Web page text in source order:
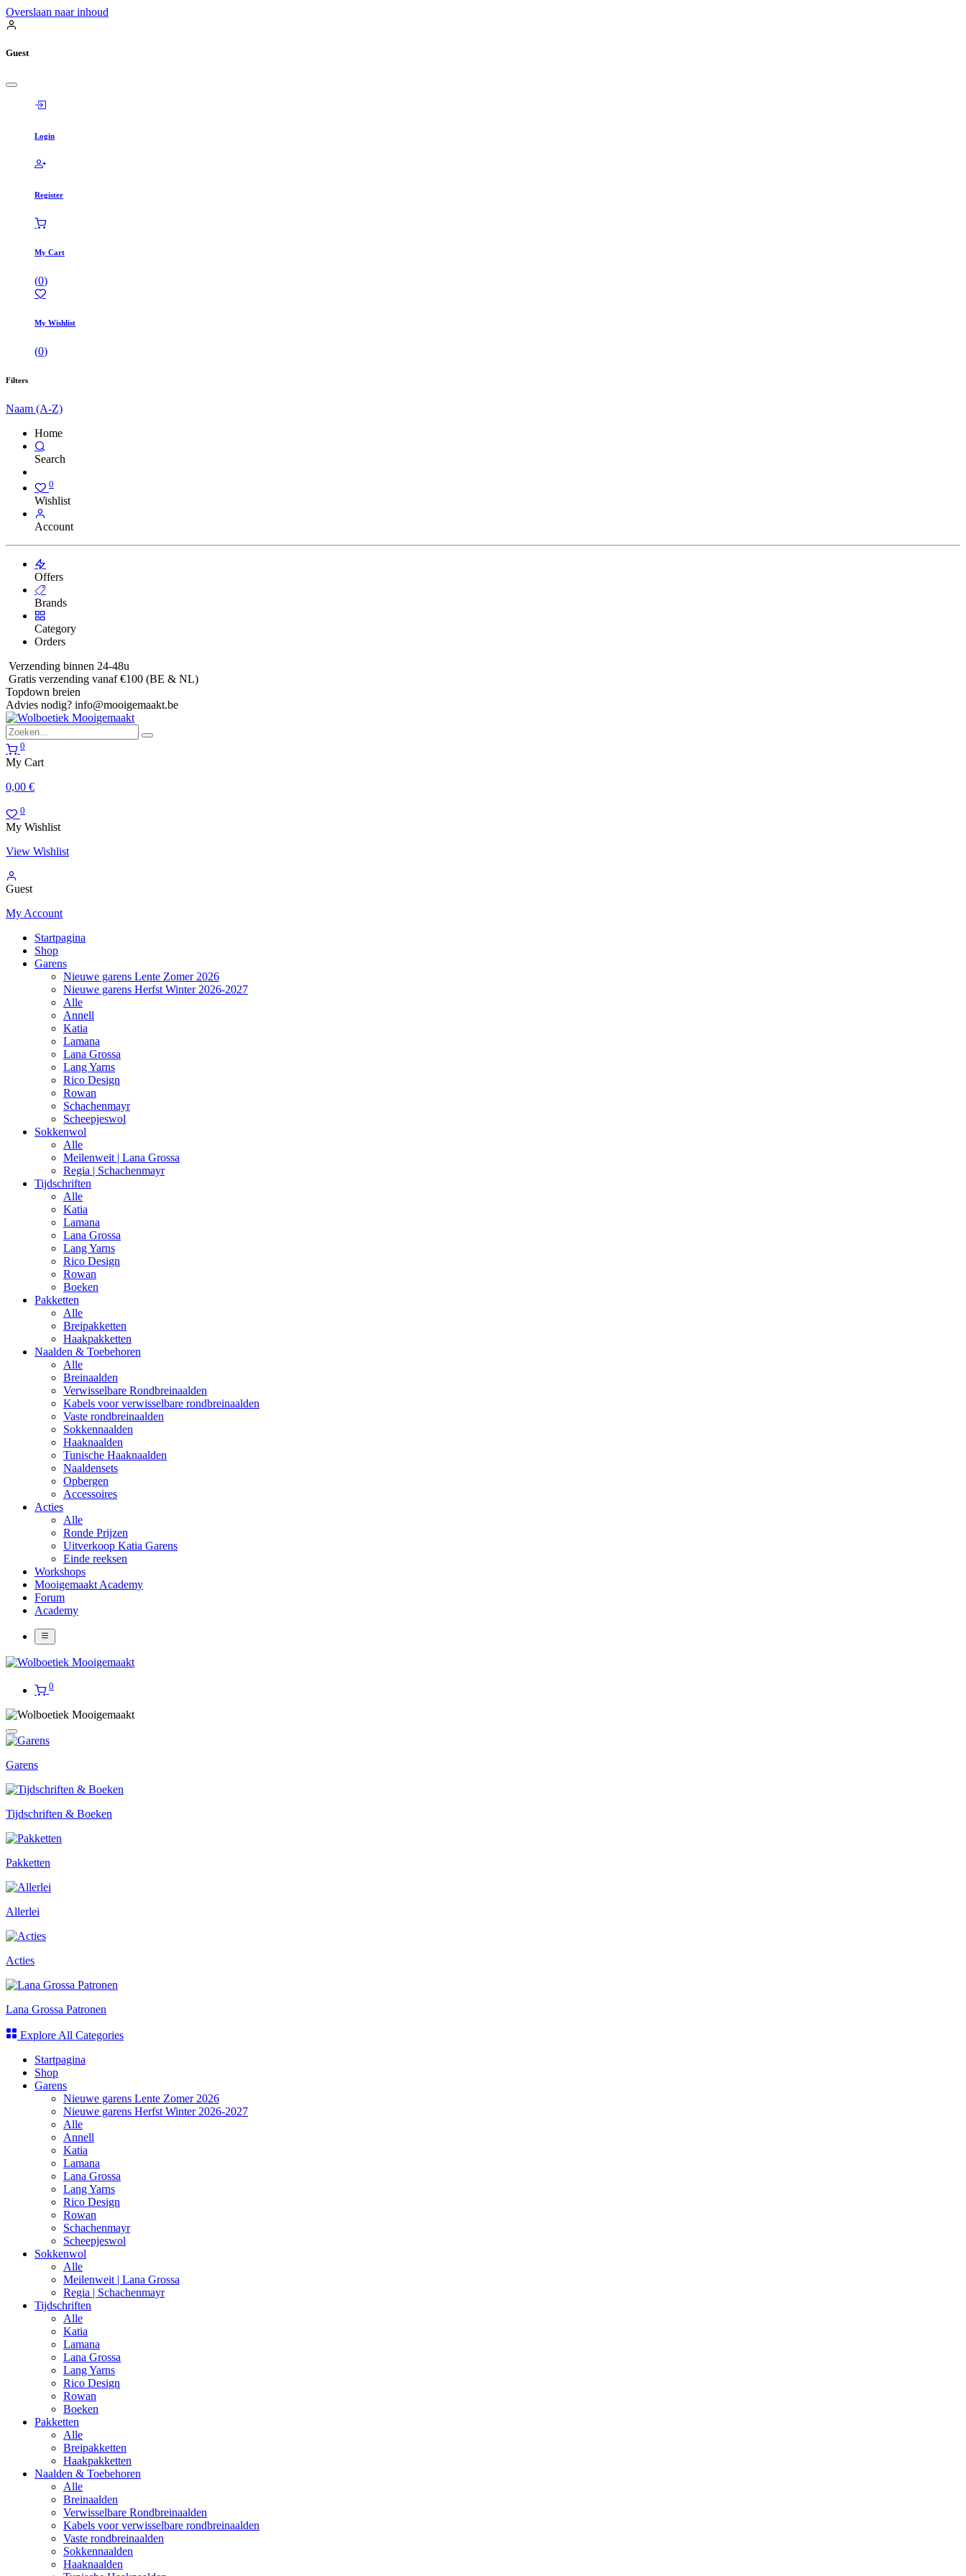
Overslaan naar inhoud
Guest
Login
Register
My Cart
(0)
My Wishlist
(0)
Filters
Naam (A-Z)
Home
Search
0
Wishlist
Account
Offers
Brands
Category
Orders
Verzending binnen 24-48u
Gratis verzending vanaf €100 (BE & NL)
Topdown breien
Advies nodig? info@mooigemaakt.be
0
My Cart
0,00 €
0
My Wishlist
View Wishlist
Guest
My Account
Startpagina
Shop
Garens
Nieuwe garens Lente Zomer 2026
Nieuwe garens Herfst Winter 2026-2027
Alle
Annell
Katia
Lamana
Lana Grossa
Lang Yarns
Rico Design
Rowan
Schachenmayr
Scheepjeswol
Sokkenwol
Alle
Meilenweit | Lana Grossa
Regia | Schachenmayr
Tijdschriften
Alle
Katia
Lamana
Lana Grossa
Lang Yarns
Rico Design
Rowan
Boeken
Pakketten
Alle
Breipakketten
Haakpakketten
Naalden & Toebehoren
Alle
Breinaalden
Verwisselbare Rondbreinaalden
Kabels voor verwisselbare rondbreinaalden
Vaste rondbreinaalden
Sokkennaalden
Haaknaalden
Tunische Haaknaalden
Naaldensets
Opbergen
Accessoires
Acties
Alle
Ronde Prijzen
Uitverkoop Katia Garens
Einde reeksen
Workshops
Mooigemaakt Academy
Forum
Academy
0
Garens
Tijdschriften & Boeken
Pakketten
Allerlei
Acties
Lana Grossa Patronen
Explore All Categories
Startpagina
Shop
Garens
Nieuwe garens Lente Zomer 2026
Nieuwe garens Herfst Winter 2026-2027
Alle
Annell
Katia
Lamana
Lana Grossa
Lang Yarns
Rico Design
Rowan
Schachenmayr
Scheepjeswol
Sokkenwol
Alle
Meilenweit | Lana Grossa
Regia | Schachenmayr
Tijdschriften
Alle
Katia
Lamana
Lana Grossa
Lang Yarns
Rico Design
Rowan
Boeken
Pakketten
Alle
Breipakketten
Haakpakketten
Naalden & Toebehoren
Alle
Breinaalden
Verwisselbare Rondbreinaalden
Kabels voor verwisselbare rondbreinaalden
Vaste rondbreinaalden
Sokkennaalden
Haaknaalden